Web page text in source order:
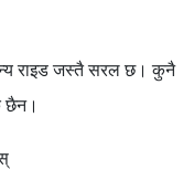
राइड जस्तै सरल छ। कुनै
छैन।